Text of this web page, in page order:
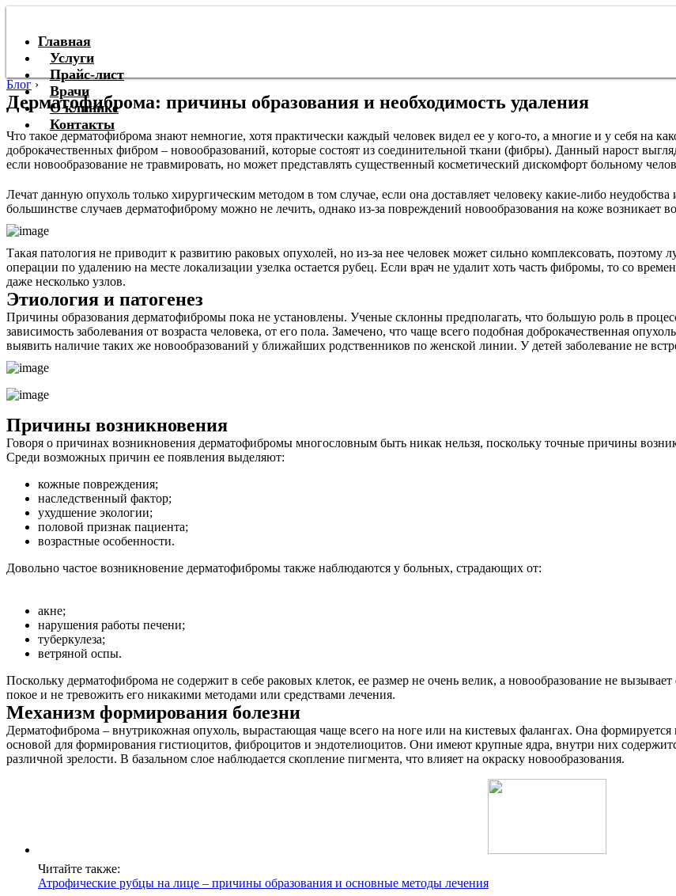
Главная
Услуги
Прайс-лист
Врачи
О клинике
Контакты
Блог ›
Дерматофиброма: причины образования и необходимость удаления
Что такое дерматофиброма знают немногие, хотя практически каждый человек видел ее у кого-то, а многие и у себя на
доброкачественных фибром – новообразований, которые состоят из соединительной ткани (фибры). Данный нарост
если новообразование не травмировать, но может представлять существенный косметический дискомфорт больному
Лечат данную опухоль только хирургическим методом в том случае, если она доставляет человеку какие-либо
большинстве случаев дерматофиброму можно не лечить, однако из-за повреждений новообразования на коже возникает
Такая патология не приводит к развитию раковых опухолей, но из-за нее человек может сильно комплексовать, поэтому
операции по удалению на месте локализации узелка остается рубец. Если врач не удалит хоть часть фибромы, то со
даже несколько узлов.
Этиология и патогенез
Причины образования дерматофибромы пока не установлены. Ученые склонны предполагать, что большую роль в
зависимость заболевания от возраста человека, от его пола. Замечено, что чаще всего подобная доброкачественная
выявить наличие таких же новообразований у ближайших родственников по женской линии. У детей заболевание не
Причины возникновения
Говоря о причинах возникновения дерматофибромы многословным быть никак нельзя, поскольку точные причины
Среди возможных причин ее появления выделяют:
кожные повреждения;
наследственный фактор;
ухудшение экологии;
половой признак пациента;
возрастные особенности.
Довольно частое возникновение дерматофибромы также наблюдаются у больных, страдающих от:
акне;
нарушения работы печени;
туберкулеза;
ветряной оспы.
Поскольку дерматофиброма не содержит в себе раковых клеток, ее размер не очень велик, а новообразование не
покое и не тревожить его никакими методами или средствами лечения.
Механизм формирования болезни
Дерматофиброма – внутрикожная опухоль, вырастающая чаще всего на ноге или на кистевых фалангах. Она
основой для формирования гистиоцитов, фиброцитов и эндотелиоцитов. Они имеют крупные ядра, внутри них
различной зрелости. В базальном слое наблюдается скопление пигмента, что влияет на окраску новообразования.
Читайте также:
Атрофические рубцы на лице – причины образования и основные методы лечения